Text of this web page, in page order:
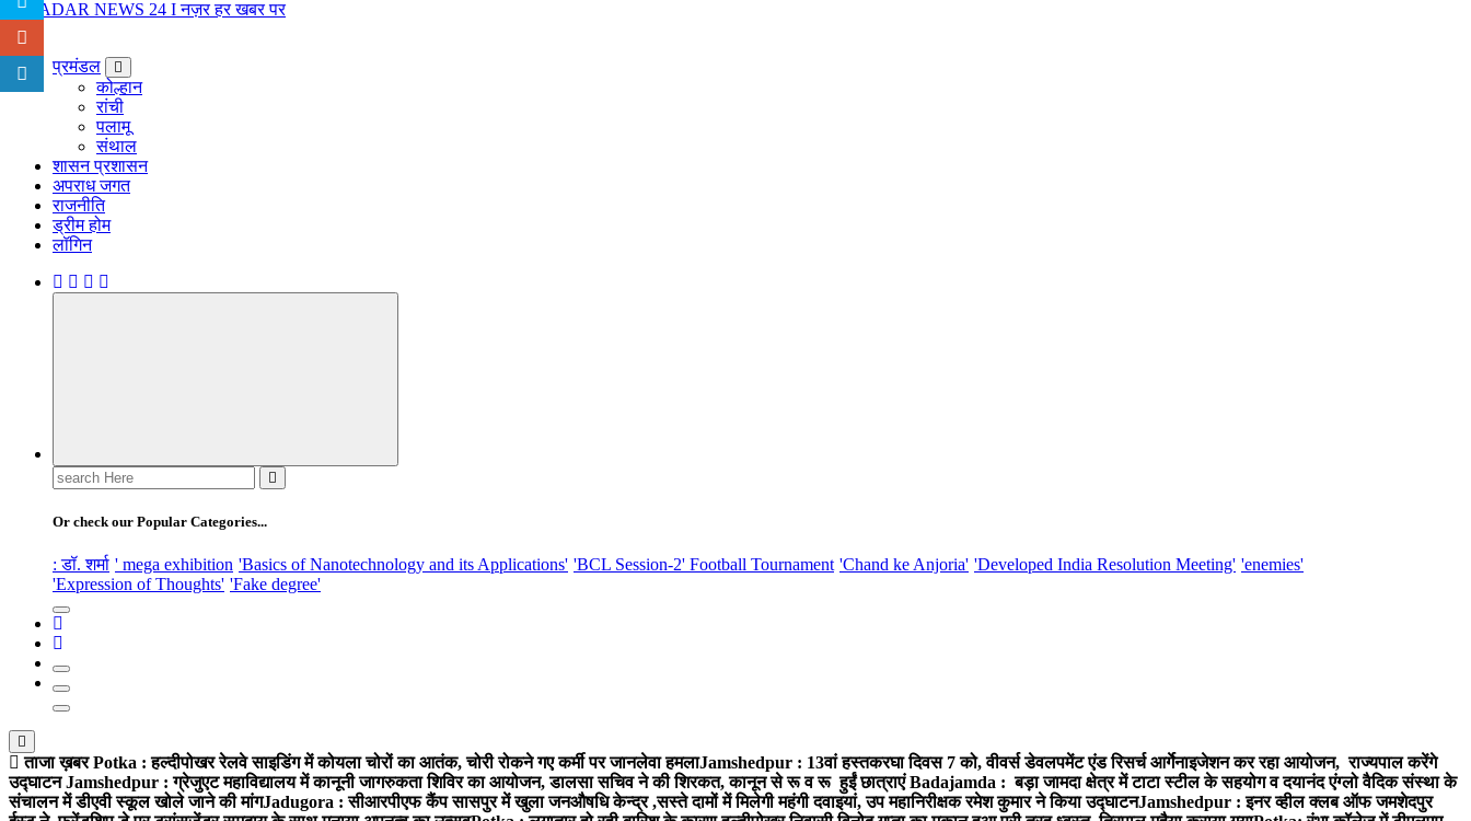
नज़र हर खबर पर
प्रमंडल
कोल्हान
रांची
पलामू
संथाल
शासन प्रशासन
अपराध जगत
राजनीति
ड्रीम होम
लॉगिन
Search
for:
Or check our Popular Categories...
: डॉ. शर्मा ' mega exhibition 'Basics of Nanotechnology and its Applications' 'BCL Session-2' Football Tournament 'Chand ke Anjoria' 'Developed India Resolution Meeting' 'enemies'
'Expression of Thoughts' 'Fake degree'
ताजा ख़बरPotka : हल्दीपोखर रेलवे साइडिंग में कोयला चोरों का आतंक, चोरी रोकने गए कर्मी पर जानलेवा हमलाJamshedpur : 13वां हस्तकरघा दिवस 7 को, वीवर्स डेवलपमेंट एंड रिसर्च आर्गेनाइजेशन कर रहा आयोजन, राज्यपाल करेंगे
उद्घाटनJamshedpur : ग्रेजुएट महाविद्यालय में कानूनी जागरुकता शिविर का आयोजन, डालसा सचिव ने की शिरकत, कानून से रू व रू हुईं छात्राएंBadajamda : बड़ा जामदा क्षेत्र में टाटा स्टील के सहयोग व दयानंद एंग्लो वैदिक संस्था के
संचालन में डीएवी स्कूल खोले जाने की मांगJadugora : सीआरपीएफ कैंप सासपुर में खुला जनऔषधि केन्द्र ,सस्ते दामों में मिलेगी महंगी दवाइयां, उप महानिरीक्षक रमेश कुमार ने किया उद्घाटनJamshedpur : इनर व्हील क्लब ऑफ जमशेदपुर